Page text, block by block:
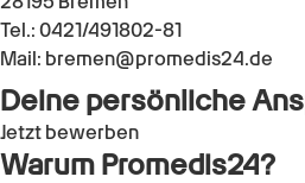
Tel.: 0421/491802-81
Mail: bremen@promedis24.de
Deine persönliche
Jetzt bewerben
Warum Promedis24?